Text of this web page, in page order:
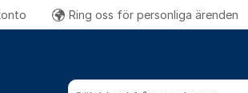
Sök bland alla inlägg
Ring oss för personliga ärenden